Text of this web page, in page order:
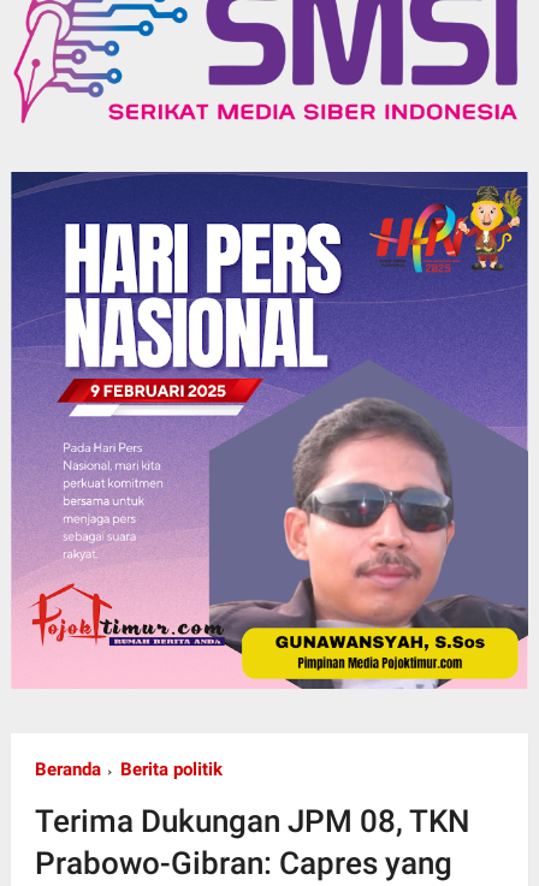
Beranda Berita politik
Terima Dukungan JPM 08, TKN
Prabowo-Gibran: Capres yang